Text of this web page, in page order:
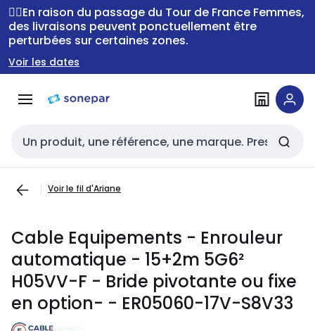
Passer à la
navigation
Passer
au
contenu
🚴‍♂️En raison du passage du Tour de France Femmes,
des livraisons peuvent ponctuellement être
perturbées sur certaines zones.
Voir les dates
Entrée de recherche
Voir le fil d'Ariane
Cable Equipements - Enrouleur
automatique - 15+2m 5G6²
H05VV-F - Bride pivotante ou fixe
en option- - ER05060-17V-S8V33